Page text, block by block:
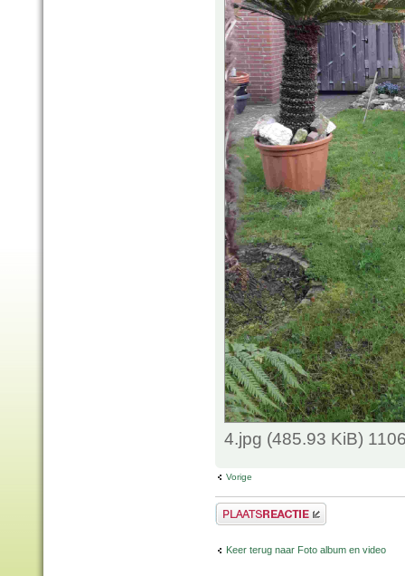
4.jpg (485.93 KiB)
Vorige
Plaats een reactie
Keer terug naar Foto album en video